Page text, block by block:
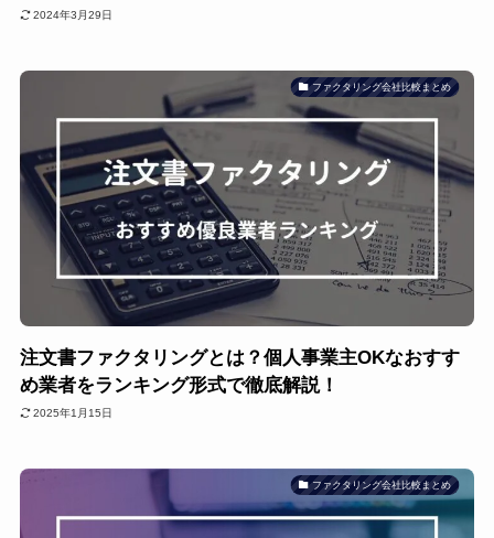
2024年3月29日
ファクタリング会社比較まとめ
注文書ファクタリングとは？個人事業主OKなおすす
め業者をランキング形式で徹底解説！
2025年1月15日
ファクタリング会社比較まとめ